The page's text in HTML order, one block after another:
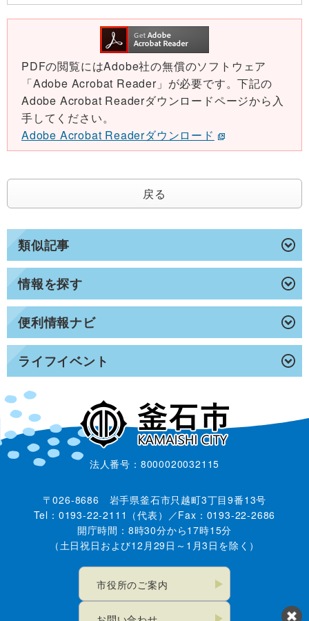
類似記事
情報を探す
便利情報ナビ
ライフイベント
PDFの閲覧にはAdobe社の無償のソフトウェア
「Adobe Acrobat Reader」が必要です。下記の
Adobe Acrobat Readerダウンロードページから入
手してください。
Adobe Acrobat Readerダウンロード
戻る
法人番号：8000020032115
〒026-8686 岩手県釜石市只越町3丁目9番13号
Tel：0193-22-2111（代表）／Fax：0193-22-2686
開庁時間：8時30分から17時15分
（土日祝日および12月29日～1月3日を除く）
市役所のご案内